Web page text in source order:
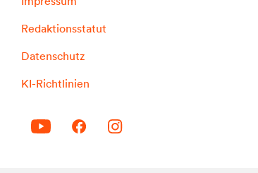
Redaktionsstatut
Datenschutz
KI-Richtlinien